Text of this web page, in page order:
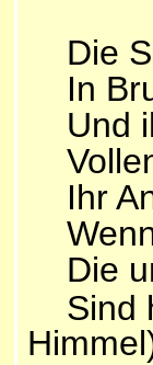
Die
In
Und
Ihr
Wenn
Die
Sind